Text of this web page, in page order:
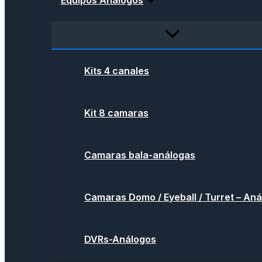
Kits 4 canales
Kit 8 camaras
Camaras bala-análogas
Camaras Domo / Eyeball / Turret –
DVRs-Análogos